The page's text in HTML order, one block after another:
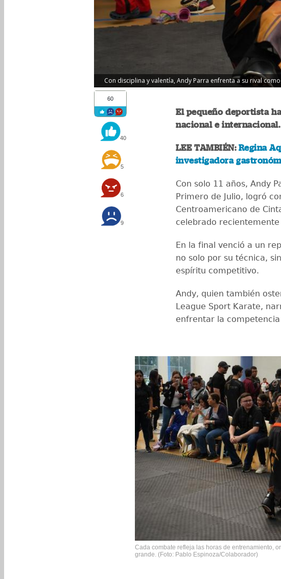
Con disciplina y valentía, Andy Parra enfrenta a su rival
60
40
5
6
9
El pequeño deportista
nacional e internacional.
LEE TAMBIÉN: Regina
investigadora
Con solo 11 años, Andy
Primero de Julio, logró
Centroamericano de
celebrado recientemente
En la final venció a un
no solo por su técnica,
espíritu competitivo.
Andy, quien también
League Sport Karate,
enfrentar la
Cada combate refleja las horas de entrenamiento,
grande. (Foto: Pablo Espinoza/Colaborador)